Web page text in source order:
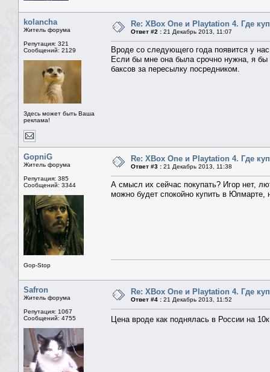
kolancha
Житель форума
Репутация: 321
Сообщений: 2129
Здесь может быть Ваша
реклама!
Re: XBox One и Playtation 4. Где
Ответ #2 : 21 Декабрь 2013, 11:07
Вроде со следующего года появится у
Если бы мне она была срочно нужна, я бы
баксов за пересылку посредником.
GopniG
Житель форума
Репутация: 385
Сообщений: 3344
Gop-Stop
Re: XBox One и Playtation 4. Где
Ответ #3 : 21 Декабрь 2013, 11:38
А смысл их сейчас покупать? Игор нет,
можно будет спокойно купить в Юлмарте,
Safron
Житель форума
Репутация: 1067
Сообщений: 4755
Re: XBox One и Playtation 4. Где
Ответ #4 : 21 Декабрь 2013, 11:52
Цена вроде как поднялась в России на